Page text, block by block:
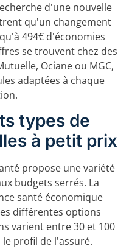
d'une nouvelle
qu'un changement
494€ d'économies
se trouvent chez des
Ociane ou MGC,
adaptées à chaque
types de
à petit prix
propose une variété
budgets serrés. La
santé économique
différentes options
varient entre 30 et 100
profil de l'assuré.